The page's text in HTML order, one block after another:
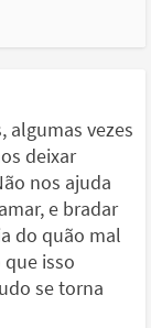
algumas vezes
deixar
nos ajuda
e bradar
do quão mal
isso
se torna